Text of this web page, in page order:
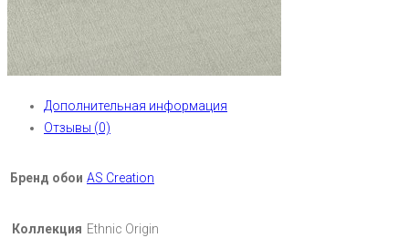
Дополнительная информация
Отзывы (0)
Бренд обои AS Creation
Коллекция Ethnic Origin